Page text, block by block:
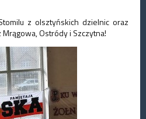
z olsztyńskich dzielnic oraz
Ostródy i Szczytna!